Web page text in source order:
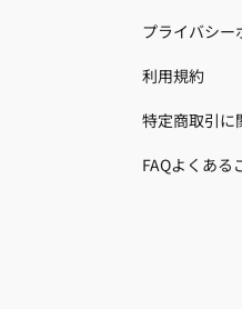
プライバシー
利用規約
特定商取引に
FAQよくある